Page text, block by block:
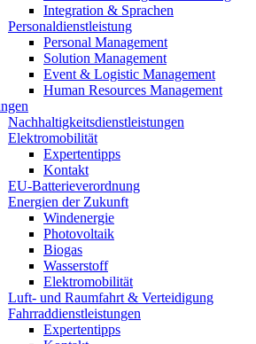
Integration & Sprachen
Personaldienstleistung
Personal Management
Solution Management
Event & Logistic Management
Human Resources Management
Nachhaltigkeitsdienstleistungen
Elektromobilität
Expertentipps
Kontakt
EU-Batterieverordnung
Energien der Zukunft
Windenergie
Photovoltaik
Biogas
Wasserstoff
Elektromobilität
Luft- und Raumfahrt & Verteidigung
Fahrraddienstleistungen
Expertentipps